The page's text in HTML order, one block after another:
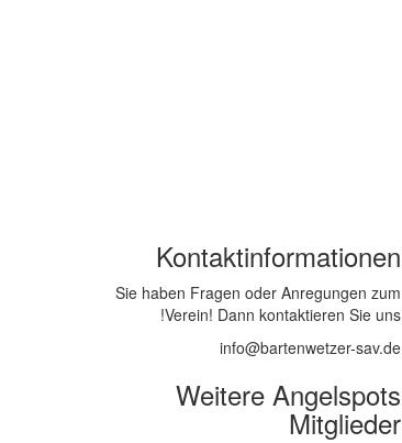
Kontaktinformationen
Sie haben Fragen oder Anregungen zum
Verein! Dann kontaktieren Sie uns!
info@bartenwetzer-sav.de
Weitere Angelspots
Mitglieder